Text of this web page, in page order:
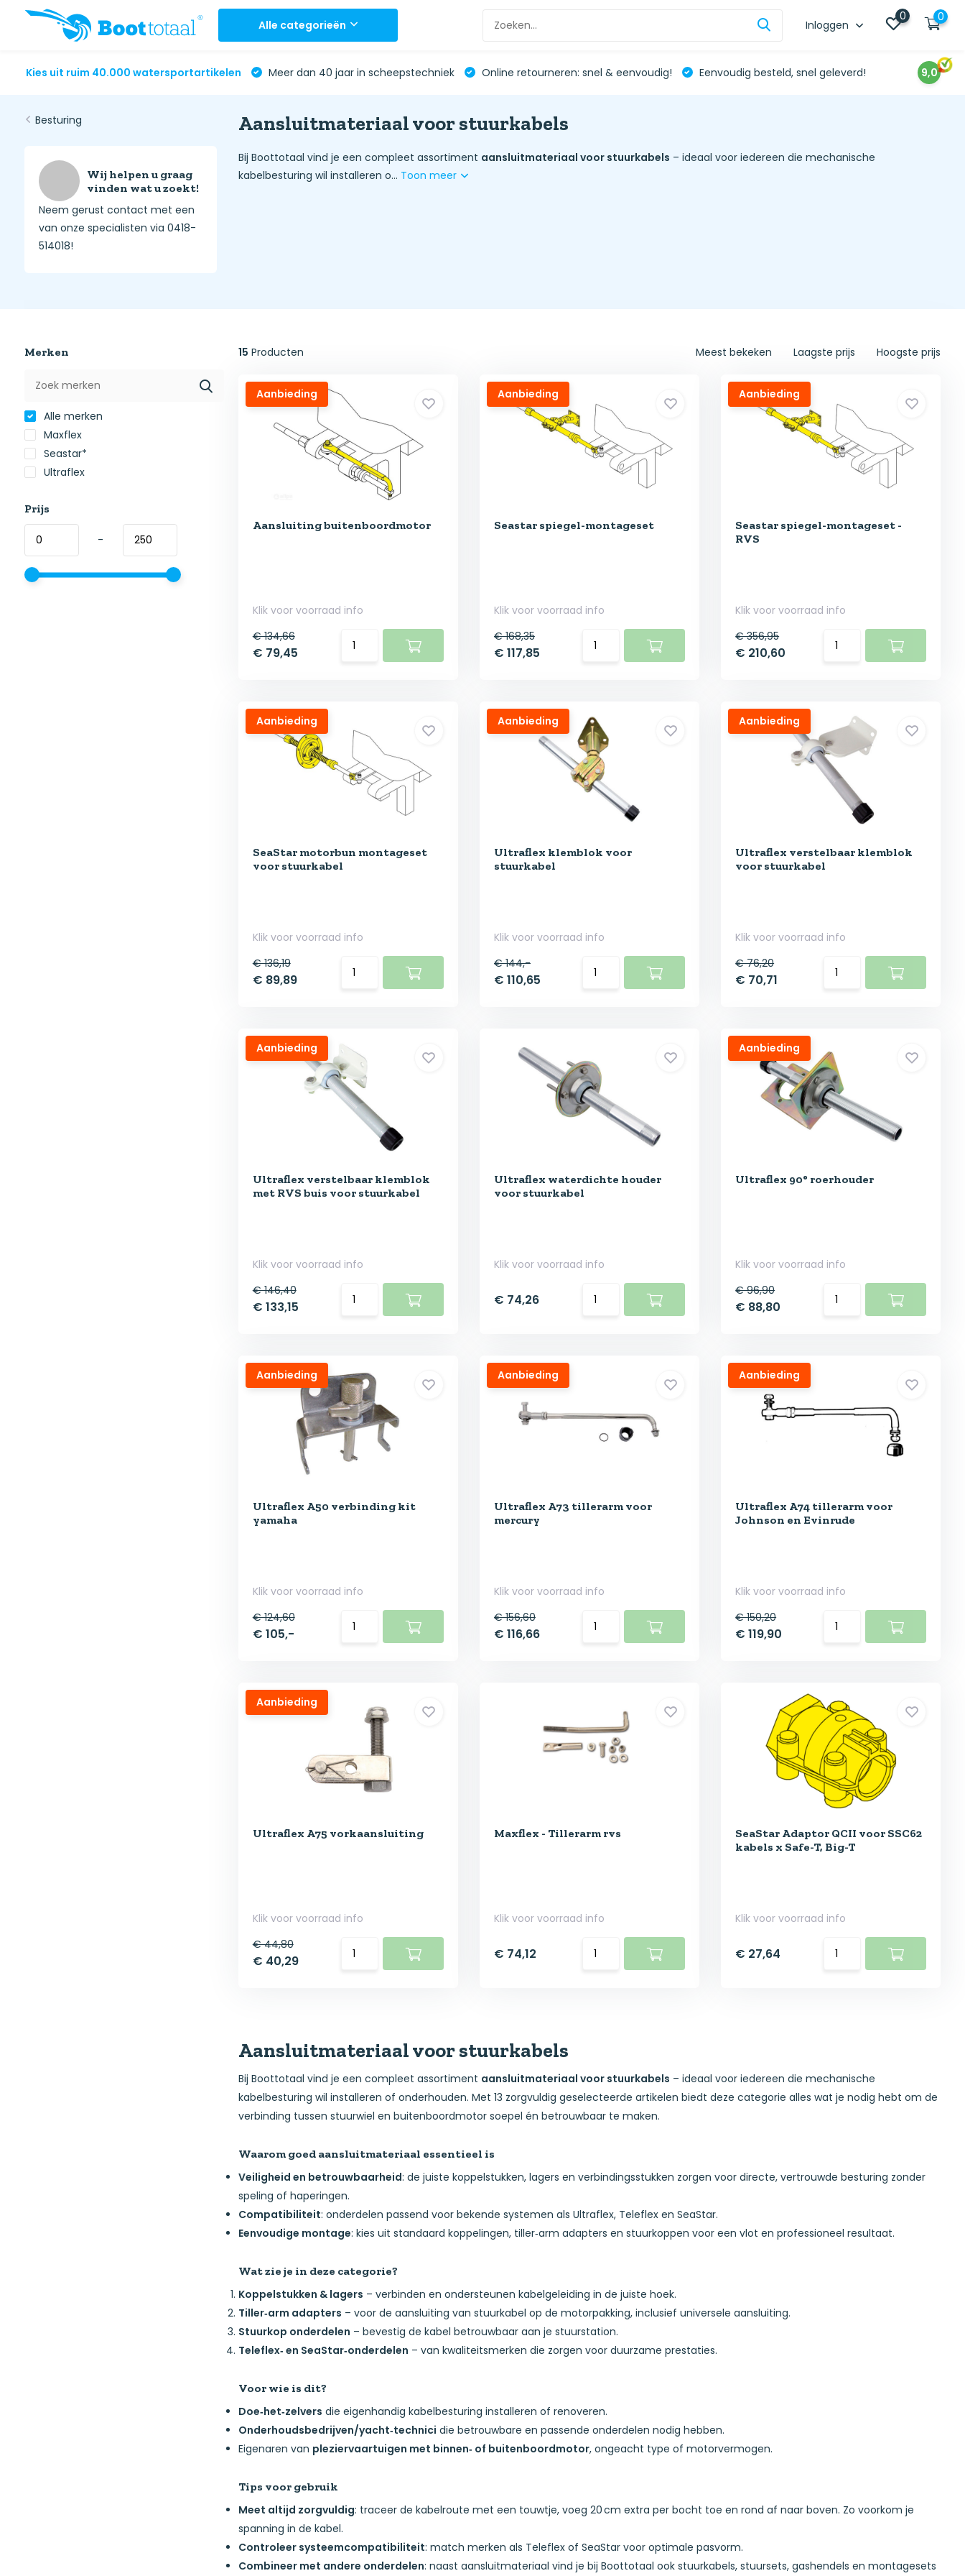
Alle categorieën Inloggen
0 0
Kies uit ruim 40.000 watersportartikelen Meer dan 40 jaar in scheepstechniek Online retourneren: snel & eenvoudig! Eenvoudig besteld, snel geleverd! 9,0
Besturing
Wij helpen u graag
vinden wat u zoekt!
Neem gerust contact met een
van onze specialisten via 0418-
514018!
Aansluitmateriaal voor stuurkabels
Bij Boottotaal vind je een compleet assortiment aansluitmateriaal voor stuurkabels – ideaal voor iedereen die mechanische
kabelbesturing wil installeren o... Toon meer
Merken
Alle merken
Maxflex
Seastar*
Ultraflex
Prijs
-
15 Producten Meest bekeken Laagste prijs Hoogste prijs
Aanbieding
Aansluiting buitenboordmotor
Klik voor voorraad info
€ 134,66
€ 79,45
Aanbieding
Seastar spiegel-montageset
Klik voor voorraad info
€ 168,35
€ 117,85
Aanbieding
Seastar spiegel-montageset -
RVS
Klik voor voorraad info
€ 356,95
€ 210,60
Aanbieding
SeaStar motorbun montageset
voor stuurkabel
Klik voor voorraad info
€ 136,19
€ 89,89
Aanbieding
Ultraflex klemblok voor
stuurkabel
Klik voor voorraad info
€ 144,-
€ 110,65
Aanbieding
Ultraflex verstelbaar klemblok
voor stuurkabel
Klik voor voorraad info
€ 76,20
€ 70,71
Aanbieding
Ultraflex verstelbaar klemblok
met RVS buis voor stuurkabel
Klik voor voorraad info
€ 146,40
€ 133,15
Ultraflex waterdichte houder
voor stuurkabel
Klik voor voorraad info
€ 74,26
Aanbieding
Ultraflex 90° roerhouder
Klik voor voorraad info
€ 96,90
€ 88,80
Aanbieding
Ultraflex A50 verbinding kit
yamaha
Klik voor voorraad info
€ 124,60
€ 105,-
Aanbieding
Ultraflex A73 tillerarm voor
mercury
Klik voor voorraad info
€ 156,60
€ 116,66
Aanbieding
Ultraflex A74 tillerarm voor
Johnson en Evinrude
Klik voor voorraad info
€ 150,20
€ 119,90
Aanbieding
Ultraflex A75 vorkaansluiting
Klik voor voorraad info
€ 44,80
€ 40,29
Maxflex - Tillerarm rvs
Klik voor voorraad info
€ 74,12
SeaStar Adaptor QCII voor SSC62
kabels x Safe-T, Big-T
Klik voor voorraad info
€ 27,64
Aansluitmateriaal voor stuurkabels
Bij Boottotaal vind je een compleet assortiment aansluitmateriaal voor stuurkabels – ideaal voor iedereen die mechanische
kabelbesturing wil installeren of onderhouden. Met 13 zorgvuldig geselecteerde artikelen biedt deze categorie alles wat je nodig hebt om de
verbinding tussen stuurwiel en buitenboordmotor soepel én betrouwbaar te maken.
Waarom goed aansluitmateriaal essentieel is
Veiligheid en betrouwbaarheid: de juiste koppelstukken, lagers en verbindingsstukken zorgen voor directe, vertrouwde besturing zonder
speling of haperingen.
Compatibiliteit: onderdelen passend voor bekende systemen als Ultraflex, Teleflex en SeaStar.
Eenvoudige montage: kies uit standaard koppelingen, tiller‑arm adapters en stuurkoppen voor een vlot en professioneel resultaat.
Wat zie je in deze categorie?
Koppelstukken & lagers – verbinden en ondersteunen kabelgeleiding in de juiste hoek.
Tiller‑arm adapters – voor de aansluiting van stuurkabel op de motorpakking, inclusief universele aansluiting.
Stuurkop onderdelen – bevestig de kabel betrouwbaar aan je stuurstation.
Teleflex‑ en SeaStar‑onderdelen – van kwaliteitsmerken die zorgen voor duurzame prestaties.
Voor wie is dit?
Doe‑het‑zelvers die eigenhandig kabelbesturing installeren of renoveren.
Onderhoudsbedrijven/yacht‑technici die betrouwbare en passende onderdelen nodig hebben.
Eigenaren van pleziervaartuigen met binnen‑ of buitenboordmotor, ongeacht type of motorvermogen.
Tips voor gebruik
Meet altijd zorgvuldig: traceer de kabelroute met een touwtje, voeg 20 cm extra per bocht toe en rond af naar boven. Zo voorkom je
spanning in de kabel.
Controleer systeemcompatibiliteit: match merken als Teleflex of SeaStar voor optimale pasvorm.
Combineer met andere onderdelen: naast aansluitmateriaal vind je bij Boottotaal ook stuurkabels, stuursets, gashendels en montagesets